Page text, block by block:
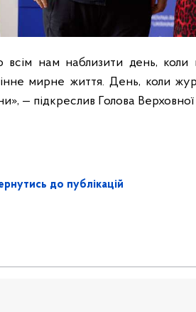
всім нам наблизити день,
мирне життя. День, коли
— підкреслив Голова
до публікацій